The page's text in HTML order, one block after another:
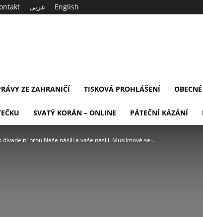
عربى English
ZE ZAHRANIČÍ TISKOVÁ PROHLÁŠENÍ
SVATÝ KORÁN – ONLINE PÁTEČNÍ KÁZÁNÍ
divadelní hrou Naše násilí a vaše násilí. Muslimové se...